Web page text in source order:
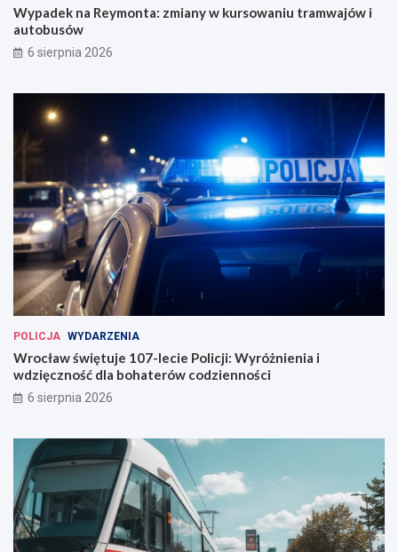
Wypadek na Reymonta: zmiany w kursowaniu tramwajów i
autobusów
6 sierpnia 2026
POLICJA WYDARZENIA
Wrocław świętuje 107-lecie Policji: Wyróżnienia i
wdzięczność dla bohaterów codzienności
6 sierpnia 2026